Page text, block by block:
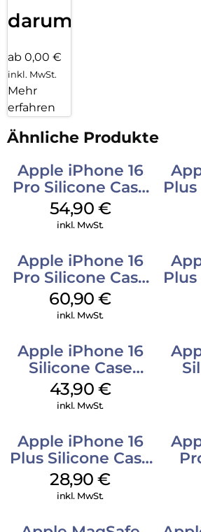
darum!
ab 0,00 €
inkl. MwSt.
Mehr
erfahren
Ähnliche Produkte
Apple iPhone 16
Pro Silicone Case
MagSafe Black
54,90 €
inkl. MwSt.
Apple iPhone 16
Pro Silicone Case
MagSafe Stone
Gray
60,90€
inkl. MwSt.
Apple iPhone 16
Silicone Case
MagSafe Plum
43,90 €
inkl. MwSt.
Apple iPhone 16
Plus Silicone Case
MagSafe Black
28,90€
inkl. MwSt.